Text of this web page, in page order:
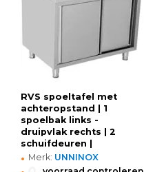
RVS spoeltafel met
achteropstand | 1
spoelbak links -
druipvlak rechts | 2
schuifdeuren |
1400x700x850(h)mm
• Merk: UNNINOX